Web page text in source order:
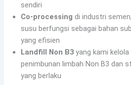
sendiri
Co-processing di industri
susu berfungsi sebagai bahan
yang efisien
Landfill Non B3 yang kami
penimbunan limbah Non B3 dan
yang berlaku